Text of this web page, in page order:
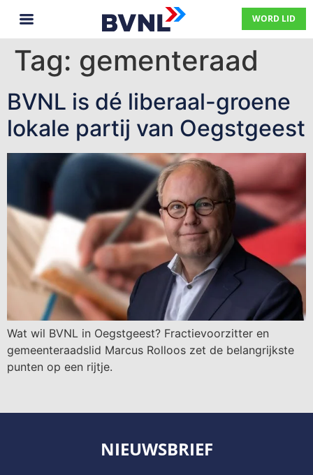
WORD LID
Tag: gementeraad
BVNL is dé liberaal-groene
lokale partij van Oegstgeest
Wat wil BVNL in Oegstgeest? Fractievoorzitter en
gemeenteraadslid Marcus Rolloos zet de belangrijkste
punten op een rijtje.
NIEUWSBRIEF